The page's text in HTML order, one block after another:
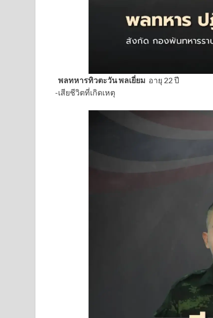
พลทหารทิวตะวัน พลเยี่ยม อายุ 22 ปี
-เสียชีวิตที่เกิดเหตุ